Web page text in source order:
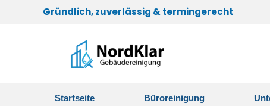
Gründlich, zuverlässig & termingerecht
Startseite Büroreinigung